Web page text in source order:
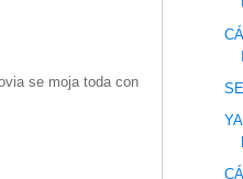
se moja toda con